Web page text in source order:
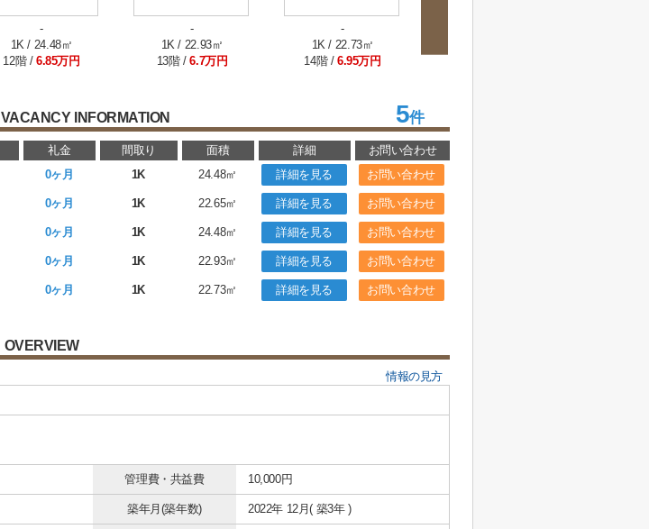
-
1K / 24.48㎡
12階 / 6.85万円
-
1K / 22.93㎡
13階 /6.7万円
-
1K / 22.73㎡
14階 / 6.95万円
VACANCY INFORMATION 5件
礼金 間取り 面積 詳細
お問い合わせ
0ヶ月 1K 24.48㎡ 詳細を見る お問い合わせ
0ヶ月 1K 22.65㎡ 詳細を見る お問い合わせ
0ヶ月 1K 24.48㎡ 詳細を見る お問い合わせ
0ヶ月 1K 22.93㎡ 詳細を見る お問い合わせ
0ヶ月 1K 22.73㎡ 詳細を見る お問い合わせ
OVERVIEW
情報の見方
管理費・共益費 10,000円
築年月(築年数) 2022年 12月( 築3年 )